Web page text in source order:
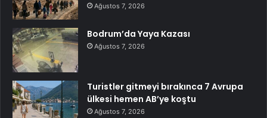
Ağustos 7, 2026
Bodrum’da Yaya Kazası
Ağustos 7, 2026
Turistler gitmeyi bırakınca 7 Avrupa
ülkesi hemen AB’ye koştu
Ağustos 7, 2026